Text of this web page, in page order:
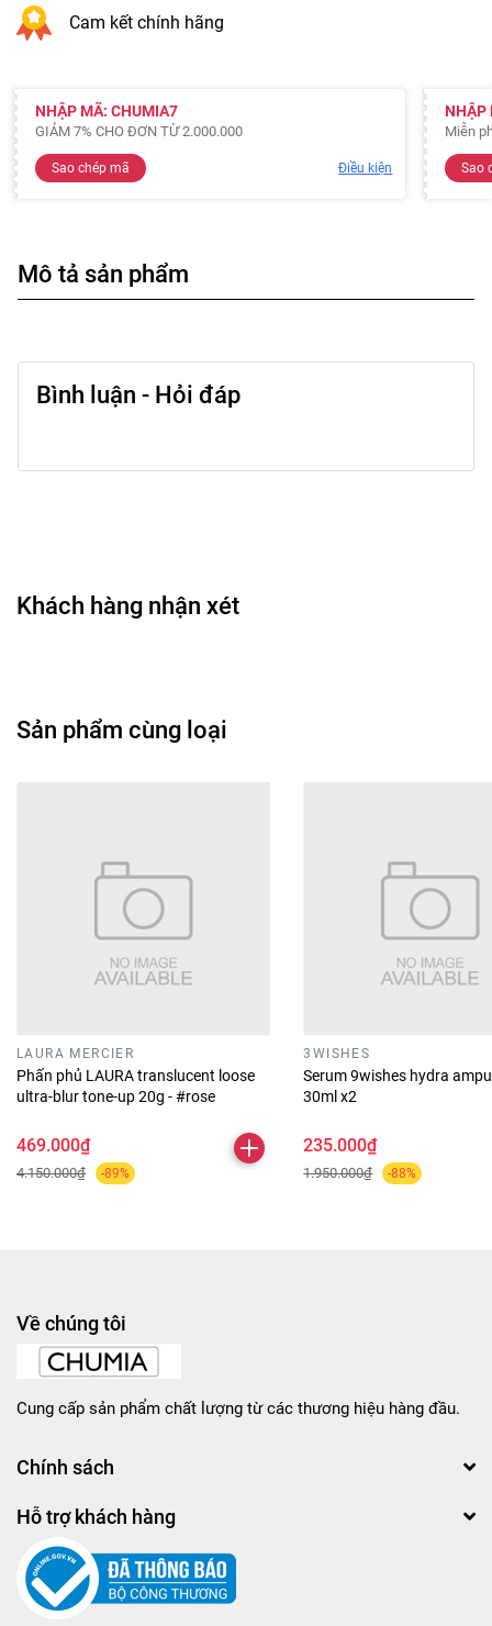
Cam kết chính hãng
NHẬP MÃ: CHUMIA7
GIẢM 7% CHO ĐƠN TỪ 2.000.000
Sao chép mã Điều kiện
NHẬP
Miễn
Sao
Mô tả sản phẩm
Bình luận - Hỏi đáp
Khách hàng nhận xét
Sản phẩm cùng loại
LAURA MERCIER
Phấn phủ LAURA translucent loose
ultra-blur tone-up 20g - #rose
469.000₫
4.150.000₫ -89%
3WISHES
Serum 9wishes hydra
30ml x2
235.000₫
1.950.000₫ -88%
Về chúng tôi
Cung cấp sản phẩm chất lượng từ các thương hiệu hàng đầu.
Chính sách
Hỗ trợ khách hàng